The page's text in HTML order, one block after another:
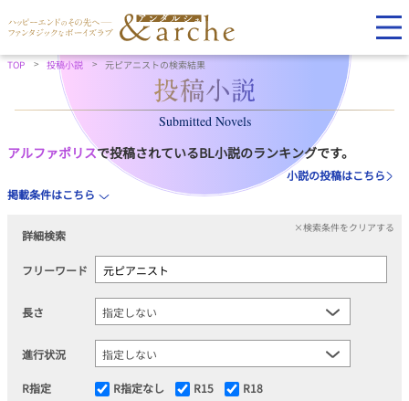
TOP 投稿小説 元ピアニストの検索結果
Submitted Novels
アルファポリスで投稿されているBL小説のランキングです。
小説の投稿はこちら
掲載条件はこちら
詳細検索
×検索条件をクリアする
フリーワード
長さ
進行状況
R指定 R指定なし R15 R18